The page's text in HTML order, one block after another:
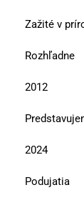
Zažité v
Rozhľadne
2012
2024
Podujatia